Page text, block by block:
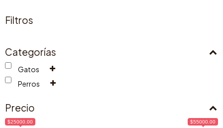
Filtros
Categorías
Gatos
Perros
Precio
$25000.00 $55000.00